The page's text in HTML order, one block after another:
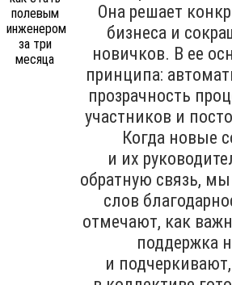
Она решает
бизнеса и
новичков. В ее
принципа:
прозрачность
участников и
Когда новые
и их
обратную связь,
слов
отмечают, как
поддержка
и